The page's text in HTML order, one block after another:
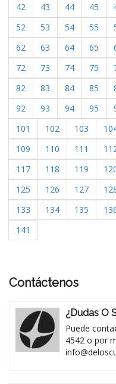
42
43 44 45
52
53 54 55
62
63 64 65
72
73 74 75
82
83 84 85
92
93 94 95
101
102 103
109
110 111
117
118 119
125
126 127
133
134 135
141
Contáctenos
¿Dudas O
Puede
4542 o por